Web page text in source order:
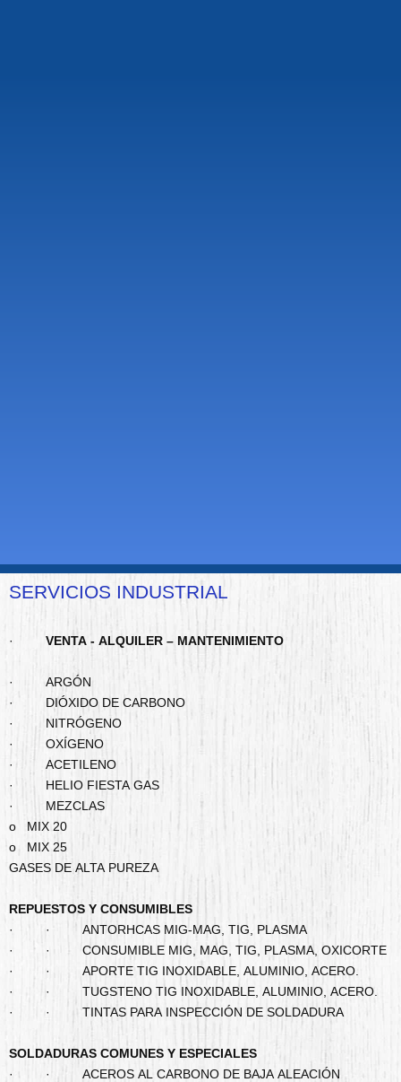
SERVICIOS INDUSTRIAL
· VENTA - ALQUILER – MANTENIMIENTO
· ARGÓN
· DIÓXIDO DE CARBONO
· NITRÓGENO
· OXÍGENO
· ACETILENO
· HELIO FIESTA GAS
· MEZCLAS
o MIX 20
o MIX 25
GASES DE ALTA PUREZA
REPUESTOS Y CONSUMIBLES
· · ANTORHCAS MIG-MAG, TIG, PLASMA
· · CONSUMIBLE MIG, MAG, TIG, PLASMA, OXICORTE
· · APORTE TIG INOXIDABLE, ALUMINIO, ACERO.
· · TUGSTENO TIG INOXIDABLE, ALUMINIO, ACERO.
· · TINTAS PARA INSPECCIÓN DE SOLDADURA
SOLDADURAS COMUNES Y ESPECIALES
· · ACEROS AL CARBONO DE BAJA ALEACIÓN